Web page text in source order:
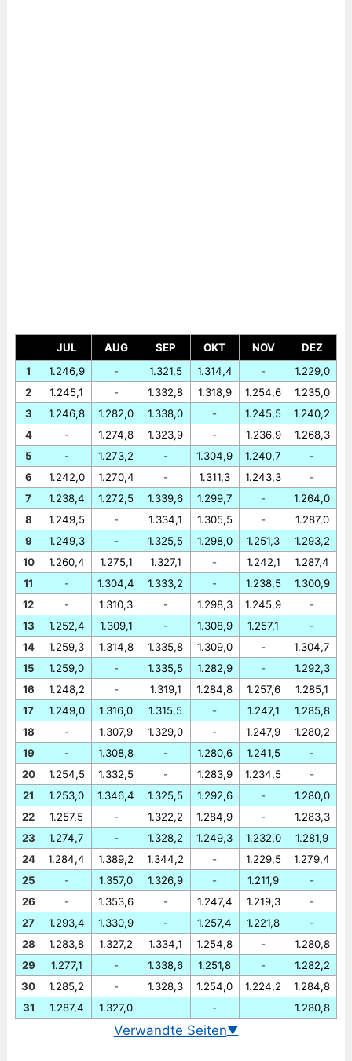
JUL AUG SEP OKT NOV
DEZ
1
2
3
4
5
6
7
8
9
10
11
12
13
14
15
16
17
18
19
20
21
22
23
24
25
26
27
28
29
30
31
1.246,9
1.245,1
1.246,8
-
-
1.242,0
1.238,4
1.249,5
1.249,3
1.260,4
-
-
1.252,4
1.259,3
1.259,0
1.248,2
1.249,0
-
-
1.254,5
1.253,0
1.257,5
1.274,7
1.284,4
-
-
1.293,4
1.283,8
1.277,1
1.285,2
1.287,4
-
-
1.282,0
1.274,8
1.273,2
1.270,4
1.272,5
-
-
1.275,1
1.304,4
1.310,3
1.309,1
1.314,8
-
-
1.316,0
1.307,9
1.308,8
1.332,5
1.346,4
-
-
1.389,2
1.357,0
1.353,6
1.330,9
1.327,2
-
-
1.327,0
1.321,5
1.332,8
1.338,0
1.323,9
-
-
1.339,6
1.334,1
1.325,5
1.327,1
1.333,2
-
-
1.335,8
1.335,5
1.319,1
1.315,5
1.329,0
-
-
1.325,5
1.322,2
1.328,2
1.344,2
1.326,9
-
-
1.334,1
1.338,6
1.328,3
1.314,4
1.318,9
-
-
1.304,9
1.311,3
1.299,7
1.305,5
1.298,0
-
-
1.298,3
1.308,9
1.309,0
1.282,9
1.284,8
-
-
1.280,6
1.283,9
1.292,6
1.284,9
1.249,3
-
-
1.247,4
1.257,4
1.254,8
1.251,8
1.254,0
-
-
1.254,6
1.245,5
1.236,9
1.240,7
1.243,3
-
-
1.251,3
1.242,1
1.238,5
1.245,9
1.257,1
-
-
1.257,6
1.247,1
1.247,9
1.241,5
1.234,5
-
-
1.232,0
1.229,5
1.211,9
1.219,3
1.221,8
-
-
1.224,2
1.229,0
1.235,0
1.240,2
1.268,3
-
-
1.264,0
1.287,0
1.293,2
1.287,4
1.300,9
-
-
1.304,7
1.292,3
1.285,1
1.285,8
1.280,2
-
-
1.280,0
1.283,3
1.281,9
1.279,4
-
-
-
1.280,8
1.282,2
1.284,8
1.280,8
Verwandte Seiten▼